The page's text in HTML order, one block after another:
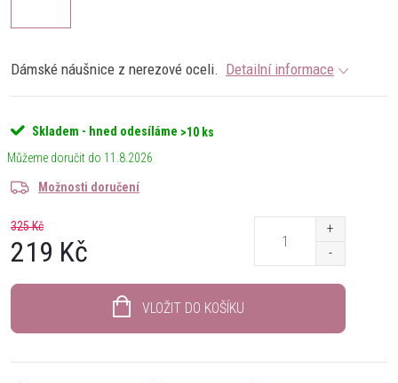
Dámské náušnice z nerezové oceli. Detailní informace
Skladem - hned odesíláme >10 ks
11.8.2026
Možnosti doručení
325 Kč
219 Kč
VLOŽIT DO KOŠÍKU